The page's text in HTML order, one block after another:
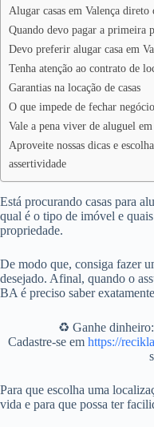
Alugar casas em Valença
Quando devo pagar a primeira
Devo preferir alugar casa em
Tenha atenção ao contrato de
Garantias na locação de casas
O que impede de fechar
Vale a pena viver de aluguel em
Aproveite nossas dicas e
assertividade
Está procurando casas para
qual é o tipo de imóvel e quais
propriedade.
De modo que, consiga fazer
desejado. Afinal, quando o
BA é preciso saber
♻️ Ganhe
Cadastre-se em https://
Para que escolha uma
vida e para que possa ter